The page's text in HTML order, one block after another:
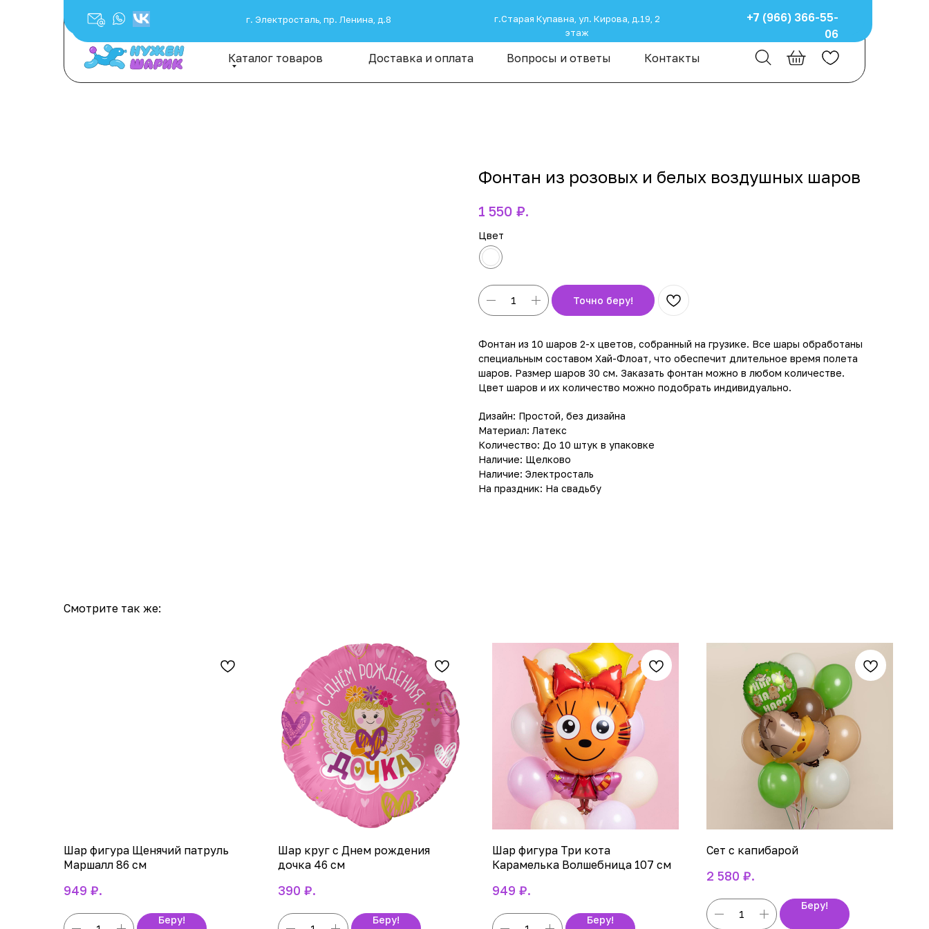
г. Электросталь, пр. Ленина, д.8
г.Старая Купавна, ул. Кирова, д.19, 2
этаж
+7 (966) 366-55-
06
Каталог товаров
Доставка и оплата Вопросы и ответы Контакты
Фонтан из розовых и белых воздушных шаров
1 550 ₽.
Цвет
Точно беру!
Фонтан из 10 шаров 2-х цветов, собранный на грузике. Все шары обработаны
специальным составом Хай-Флоат, что обеспечит длительное время полета
шаров. Размер шаров 30 см. Заказать фонтан можно в любом количестве.
Цвет шаров и их количество можно подобрать индивидуально.
Дизайн: Простой, без дизайна
Материал: Латекс
Количество: До 10 штук в упаковке
Наличие: Щелково
Наличие: Электросталь
На праздник: На свадьбу
Смотрите так же:
Шар фигура Щенячий патруль
Маршалл 86 см
949 ₽.
Беру!
Шар круг с Днем рождения
дочка 46 см
390 ₽.
Беру!
Шар фигура Три кота
Карамелька Волшебница 107 см
949 ₽.
Беру!
Сет с капибарой
2 580 ₽.
Беру!